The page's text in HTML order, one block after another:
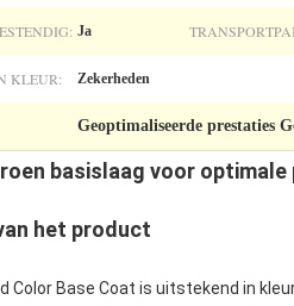
Ja
KLEUR: Zekerheden
Geoptimaliseerde prestaties
basislaag voor
het product
Color Base Coat is uitstekend in